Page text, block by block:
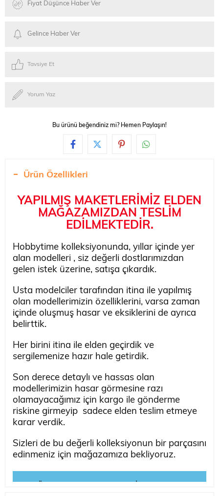
Fiyat Düşünce Haber Ver
Gelince Haber Ver
Tavsiye Et
Yorum Yaz
Bu ürünü beğendiniz mi? Hemen Paylaşın!
Ürün Özellikleri
YAPILMIŞ MAKETLERİMİZ ELDEN
MAĞAZAMIZDAN TESLİM
EDİLMEKTEDİR.
Hobbytime kolleksiyonunda, yıllar içinde yer
alan modelleri , siz değerli dostlarımızdan
gelen istek üzerine, satışa çıkardık.
Usta modelciler tarafından itina ile yapılmış
olan modellerimizin özelliklerini, varsa zaman
içinde oluşmuş hasar ve eksiklerini de ayrıca
belirttik.
Her birini itina ile elden geçirdik ve
sergilemenize hazır hale getirdik.
Son derece detaylı ve hassas olan
modellerimizin hasar görmesine razı
olamayacağımız için kargo ile gönderme
riskine girmeyip sadece elden teslim etmeye
karar verdik.
Sizleri de bu değerli kolleksiyonun bir parçasını
edinmeniz için mağazamıza bekliyoruz.